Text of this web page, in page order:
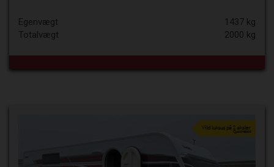
Egenvægt
1437 kg
Totalvægt
2000 kg